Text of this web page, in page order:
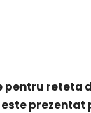
pentru reteta
prezentat